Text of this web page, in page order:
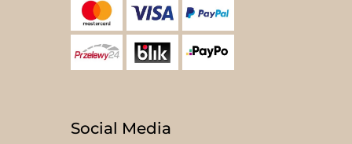
Social Media